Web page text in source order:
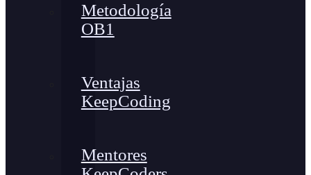
Metodología
OB1
Ventajas
KeepCoding
Mentores